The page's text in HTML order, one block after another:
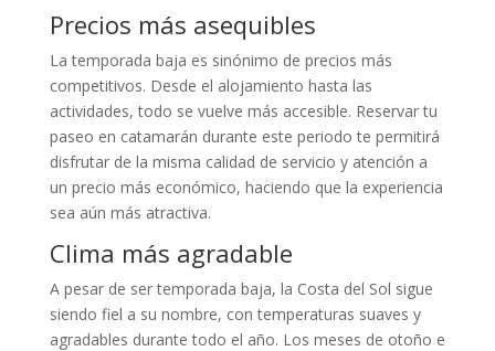
Precios más asequibles
La temporada baja es sinónimo de precios más
competitivos. Desde el alojamiento hasta las
actividades, todo se vuelve más accesible. Reservar tu
paseo en catamarán durante este periodo te permitirá
disfrutar de la misma calidad de servicio y atención a
un precio más económico, haciendo que la experiencia
sea aún más atractiva.
Clima más agradable
A pesar de ser temporada baja, la Costa del Sol sigue
siendo fiel a su nombre, con temperaturas suaves y
agradables durante todo el año. Los meses de otoño e